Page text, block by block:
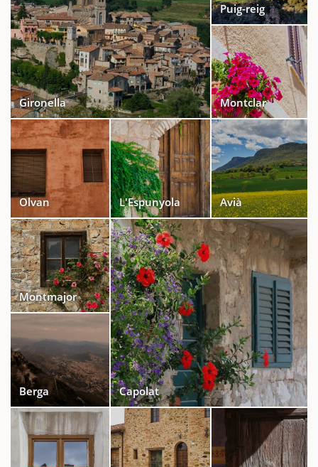
Gironella
Puig-reig
Montclar
Olvan L'Espunyola Avià
Montmajor
Berga Capolat